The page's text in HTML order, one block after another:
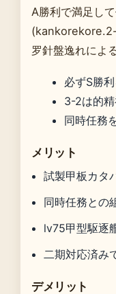
A勝利で満足し
(kankorekore.2-
罗針盤逸れによ
必ずS勝
3-2は的
同時任務
メリット
試製甲板カタ
同時任務との
lv75甲型駆逐
二期対応済み
デメリット